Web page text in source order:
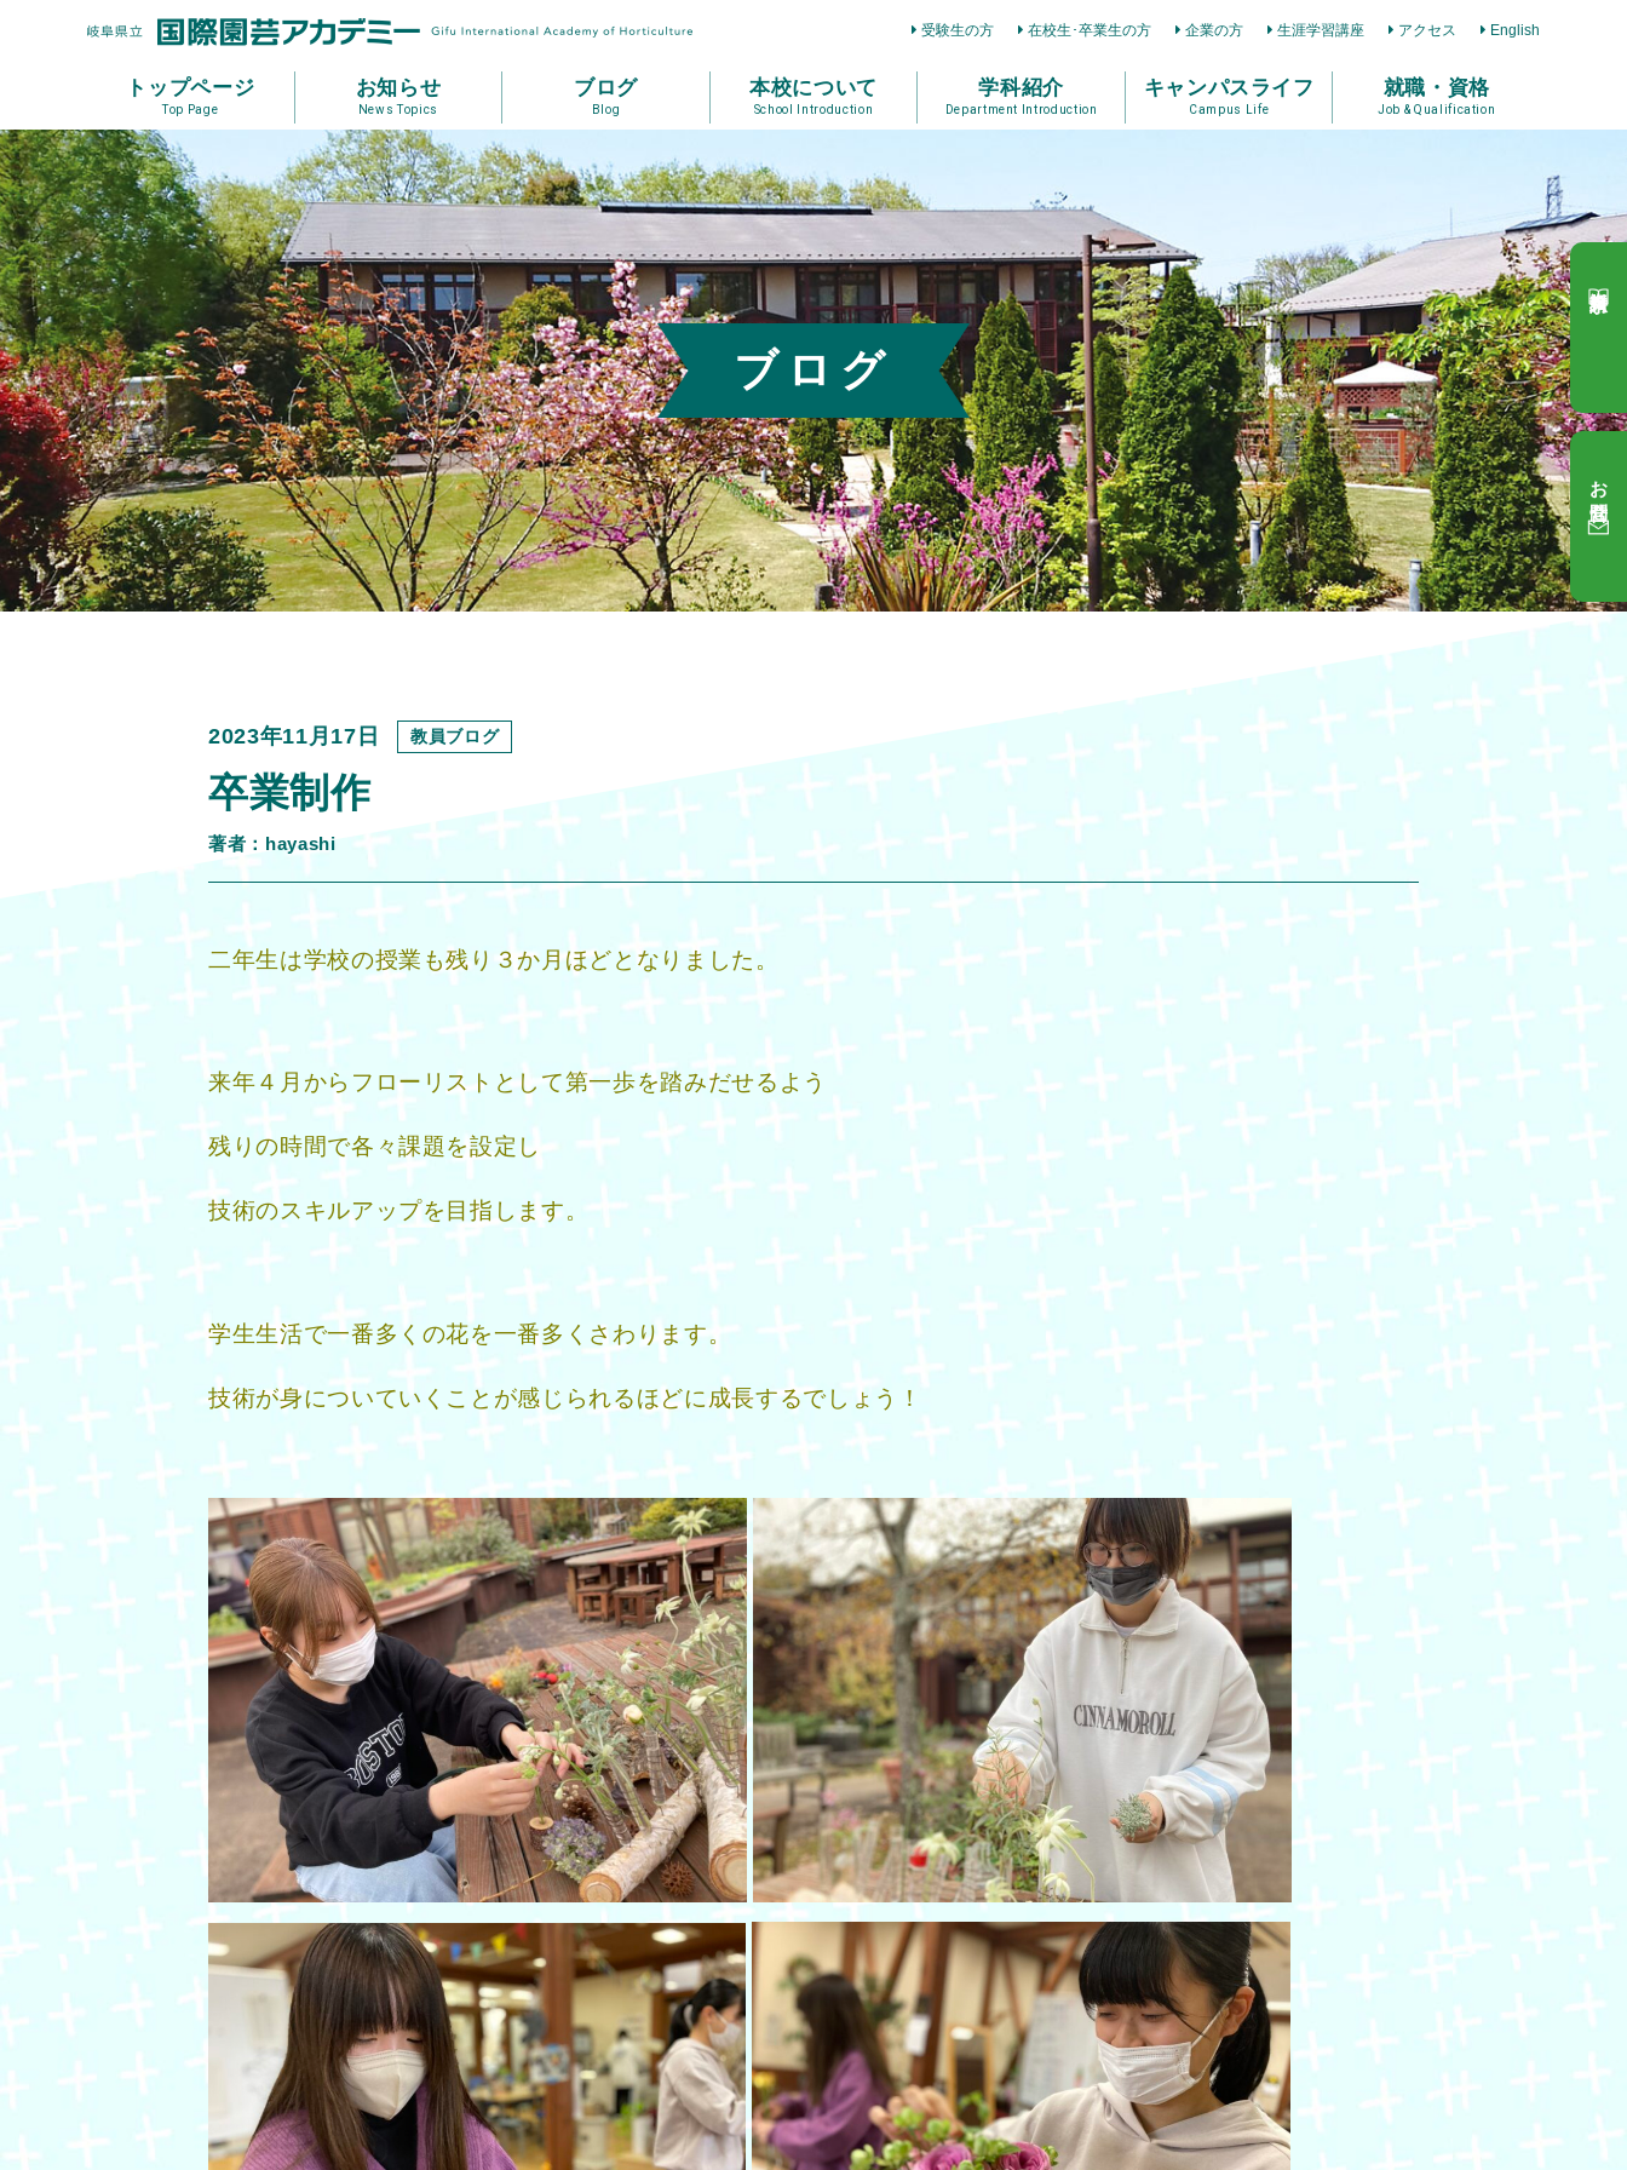
受験生の方 在校生･卒業生の方 企業の方 生涯学習講座 アクセス English
トップページ
Top Page
お知らせ
News Topics
ブログ
Blog
本校について
School Introduction
学科紹介
Department Introduction
キャンパスライフ
Campus Life
就職・資格
Job & Qualification
ブログ
2023年11月17日 教員ブログ
卒業制作
著者：hayashi
二年生は学校の授業も残り３か月ほどとなりました。
来年４月からフローリストとして第一歩を踏みだせるよう
残りの時間で各々課題を設定し
技術のスキルアップを目指します。
学生生活で一番多くの花を一番多くさわります。
技術が身についていくことが感じられるほどに成長するでしょう！
お問合せ